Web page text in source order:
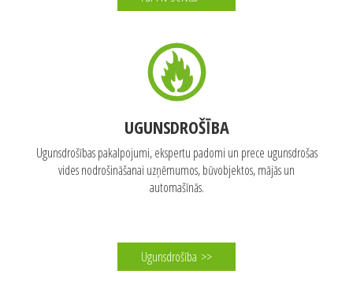
PAR FN-SERVISS
FN-SERVISS viens no vadošajiem drošības ekspertiem Baltijā
ugunsdrošības un darba aizsardzības jautājumos.
UGUNSDROŠĪBA